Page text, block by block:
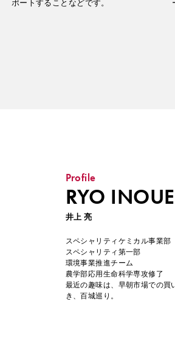
ポートすることなどです。
Profile
RYO INOUE
井上 亮
スペシャリティケミカル事業部
スペシャリティ第一部
環境事業推進チーム
農学部応用生命科学専攻修了
最近の趣味は、早朝市場での買
き、百城巡り。